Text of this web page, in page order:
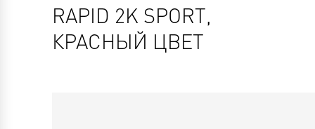
RAPID 2K SPORT,
КРАСНЫЙ ЦВЕТ